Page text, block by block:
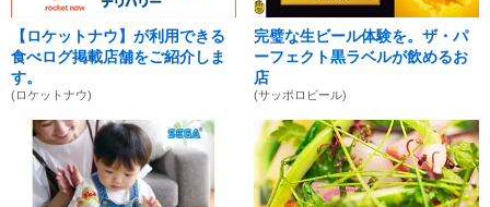
【ロケットナウ】が利用できる
食べログ掲載店舗をご紹介しま
す。
(ロケットナウ)
完璧な生ビール体験を。ザ・パ
ーフェクト黒ラベルが飲めるお
店
(サッポロビール)